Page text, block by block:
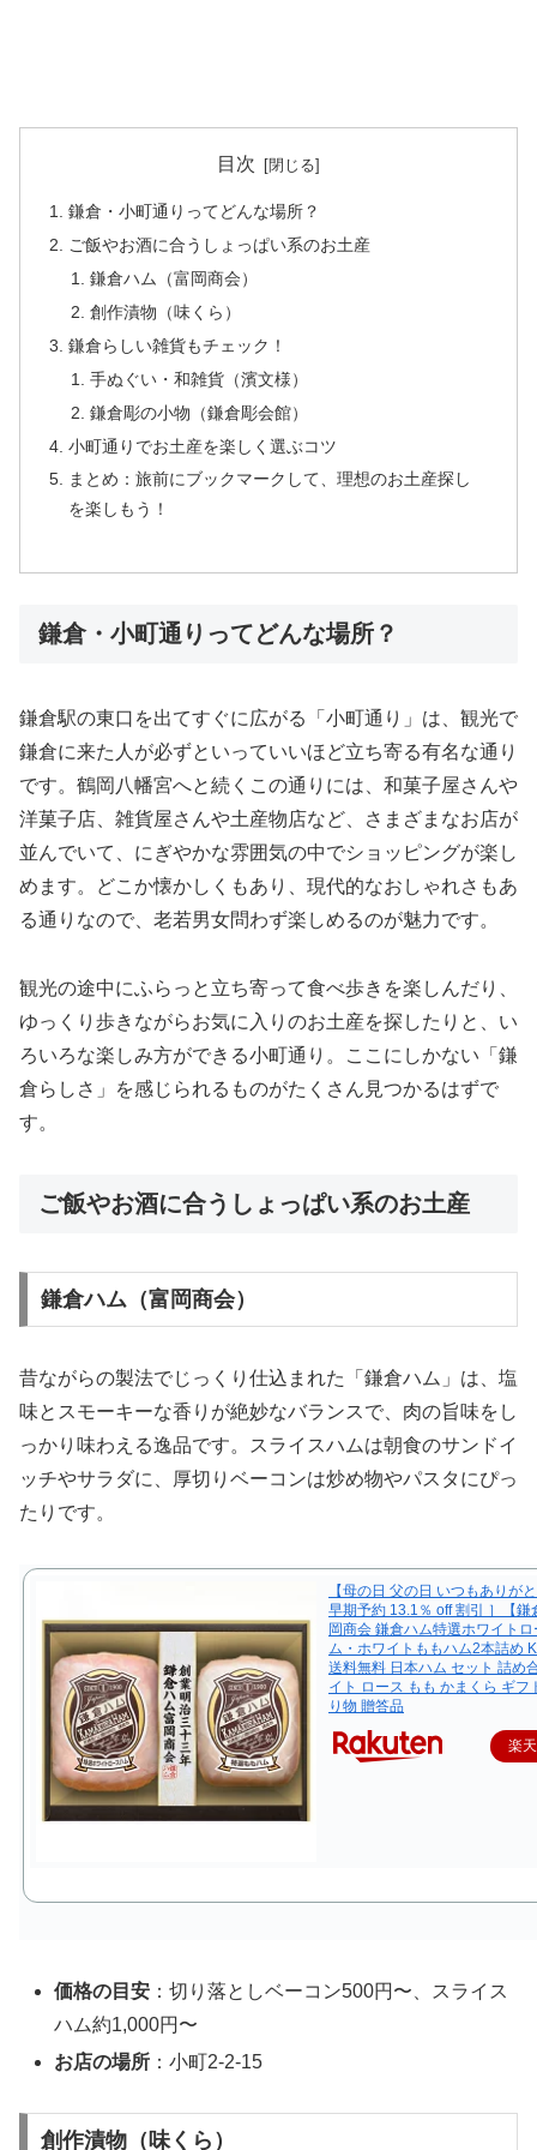
目次
鎌倉・小町通りってどんな場所？
ご飯やお酒に合うしょっぱい系のお土産
鎌倉ハム（富岡商会）
創作漬物（味くら）
鎌倉らしい雑貨もチェック！
手ぬぐい・和雑貨（濱文様）
鎌倉彫の小物（鎌倉彫会館）
小町通りでお土産を楽しく選ぶコツ
まとめ：旅前にブックマークして、理想のお土産探し
を楽しもう！
鎌倉・小町通りってどんな場所？
鎌倉駅の東口を出てすぐに広がる「小町通り」は、観光で
鎌倉に来た人が必ずといっていいほど立ち寄る有名な通り
です。鶴岡八幡宮へと続くこの通りには、和菓子屋さんや
洋菓子店、雑貨屋さんや土産物店など、さまざまなお店が
並んでいて、にぎやかな雰囲気の中でショッピングが楽し
めます。どこか懐かしくもあり、現代的なおしゃれさもあ
る通りなので、老若男女問わず楽しめるのが魅力です。
観光の途中にふらっと立ち寄って食べ歩きを楽しんだり、
ゆっくり歩きながらお気に入りのお土産を探したりと、い
ろいろな楽しみ方ができる小町通り。ここにしかない「鎌
倉らしさ」を感じられるものがたくさん見つかるはずで
す。
ご飯やお酒に合うしょっぱい系のお土産
鎌倉ハム（富岡商会）
昔ながらの製法でじっくり仕込まれた「鎌倉ハム」は、塩
味とスモーキーな香りが絶妙なバランスで、肉の旨味をし
っかり味わえる逸品です。スライスハムは朝食のサンドイ
ッチやサラダに、厚切りベーコンは炒め物やパスタにぴっ
たりです。
【母の日 父の日 いつもありが
早期予約 13.1％ off 割引 ］【鎌
岡商会 鎌倉ハム特選ホワイトロ
ム・ホワイトももハム2本詰め
送料無料 日本ハム セット 詰め
イト ロース もも かまくら ギフ
り物 贈答品
楽
価格の目安 ：切り落としベーコン500円〜、スライス
ハム約1,000円〜
お店の場所 ：小町2-2-15
創作漬物（味くら）